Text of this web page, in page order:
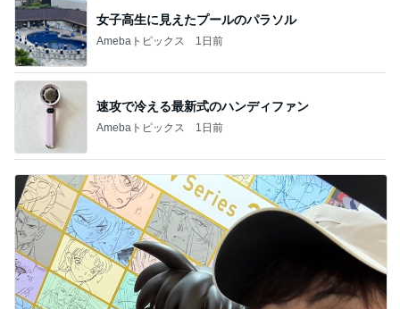
女子高生に見えたプールのパラソル
Amebaトピックス 1日前
速攻で冷える最新式のハンディファン
Amebaトピックス 1日前